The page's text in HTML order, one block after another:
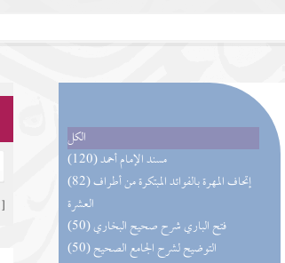
الكل
(120) مسند الإمام أحمد
(82) إتحاف المهرة بالفوائد المبتكرة من أطراف
العشرة
(50) فتح الباري شرح صحيح البخاري
(50) التوضيح لشرح الجامع الصحيح